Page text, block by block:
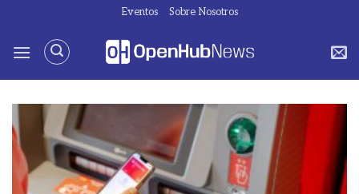
contenido
Eventos Sobre Nosotros